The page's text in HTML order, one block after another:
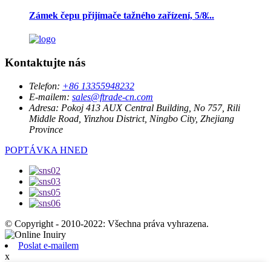
Zámek čepu přijímače tažného zařízení, 5/8̸...
Kontaktujte nás
Telefon: +86 13355948232
E-mailem: sales@ftrade-cn.com
Adresa: Pokoj 413 AUX Central Building, No 757, Rili
Middle Road, Yinzhou District, Ningbo City, Zhejiang
Province
POPTÁVKA HNED
© Copyright - 2010-2022: Všechna práva vyhrazena.
Poslat e-mailem
x